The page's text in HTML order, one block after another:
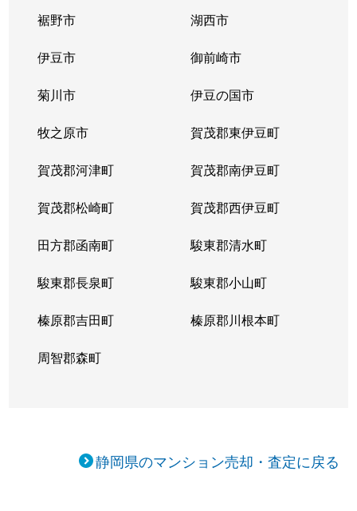
裾野市 湖西市
伊豆市 御前崎市
菊川市 伊豆の国市
牧之原市 賀茂郡東伊豆町
賀茂郡河津町 賀茂郡南伊豆町
賀茂郡松崎町 賀茂郡西伊豆町
田方郡函南町 駿東郡清水町
駿東郡長泉町 駿東郡小山町
榛原郡吉田町 榛原郡川根本町
周智郡森町
静岡県のマンション売却・査定に戻る